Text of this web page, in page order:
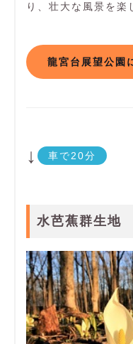
り、壮大な風景を楽
龍宮台展望公園
↓ 車で20分
水芭蕉群生地